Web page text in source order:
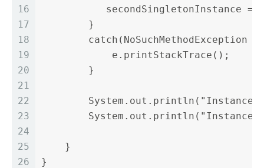
16
17
18
19
20
21
22
23
24
25
26
secondSingletonInstance =
        }
catch(NoSuchMethodException
            e.printStackTrace();
        }
System.out.println("Instance
System.out.println("Instance
    }
}